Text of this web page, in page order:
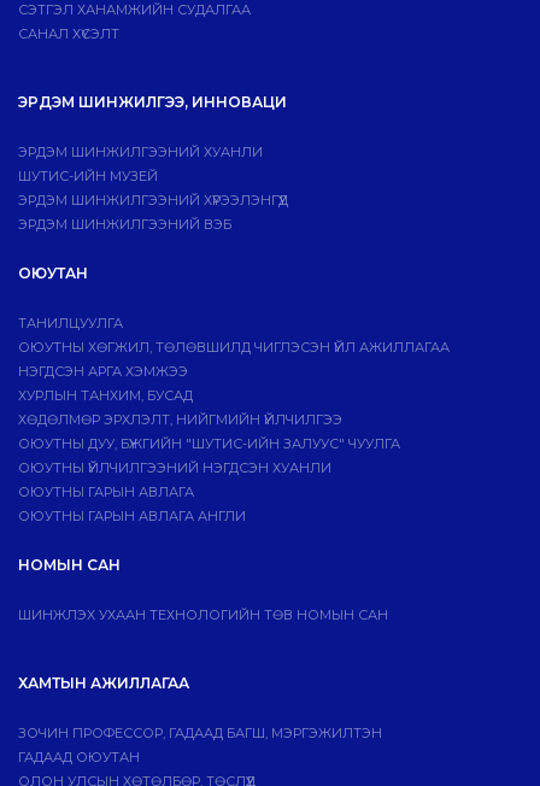
СЭТГЭЛ ХАНАМЖИЙН СУДАЛГАА
САНАЛ ХҮСЭЛТ
ЭРДЭМ ШИНЖИЛГЭЭ, ИННОВАЦИ
ЭРДЭМ ШИНЖИЛГЭЭНИЙ ХУАНЛИ
ШУТИС-ИЙН МУЗЕЙ
ЭРДЭМ ШИНЖИЛГЭЭНИЙ ХҮРЭЭЛЭНГҮҮД
ЭРДЭМ ШИНЖИЛГЭЭНИЙ ВЭБ
ОЮУТАН
ТАНИЛЦУУЛГА
ОЮУТНЫ ХӨГЖИЛ, ТӨЛӨВШИЛД ЧИГЛЭСЭН ҮЙЛ АЖИЛЛАГАА
НЭГДСЭН АРГА ХЭМЖЭЭ
ХУРЛЫН ТАНХИМ, БУСАД
ХӨДӨЛМӨР ЭРХЛЭЛТ, НИЙГМИЙН ҮЙЛЧИЛГЭЭ
ОЮУТНЫ ДУУ, БҮЖГИЙН "ШУТИС-ИЙН ЗАЛУУС" ЧУУЛГА
ОЮУТНЫ ҮЙЛЧИЛГЭЭНИЙ НЭГДСЭН ХУАНЛИ
ОЮУТНЫ ГАРЫН АВЛАГА
ОЮУТНЫ ГАРЫН АВЛАГА АНГЛИ
НОМЫН САН
ШИНЖЛЭХ УХААН ТЕХНОЛОГИЙН ТӨВ НОМЫН САН
ХАМТЫН АЖИЛЛАГАА
ЗОЧИН ПРОФЕССОР, ГАДААД БАГШ, МЭРГЭЖИЛТЭН
ГАДААД ОЮУТАН
ОЛОН УЛСЫН ХӨТӨЛБӨР, ТӨСЛҮҮД